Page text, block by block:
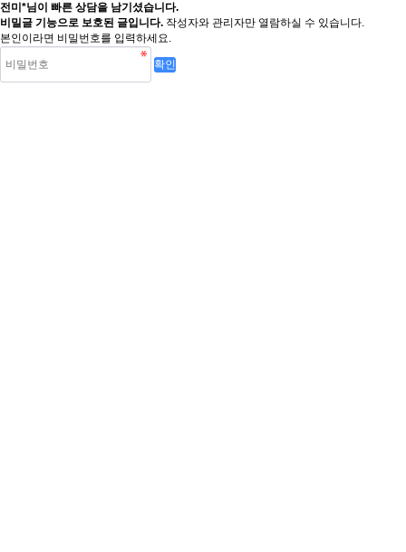
전미*님이 빠른 상담을 남기셨습니다.
비밀글 기능으로 보호된 글입니다. 작성자와 관리자만 열람하실 수 있습니다.
본인이라면 비밀번호를 입력하세요.